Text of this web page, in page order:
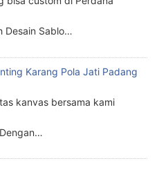
Desain Sablo…
Karang Pola Jati Padang
kanvas bersama kami